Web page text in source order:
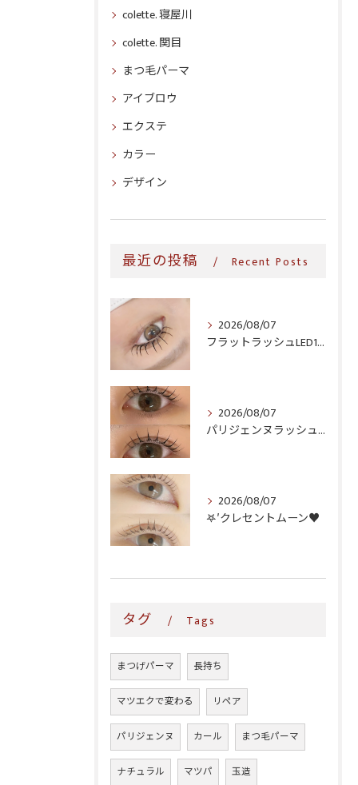
colette. 寝屋川
colette. 関目
まつ毛パーマ
アイブロウ
エクステ
カラー
デザイン
最近の投稿 Recent Posts
2026/08/07
フラットラッシュLED100本＆ヘルシー‎🤍
2026/08/07
パリジェンヌラッシュリフト♪
2026/08/07
𖤐′クレセントムーン♥️
タグ Tags
まつげパーマ 長持ち
マツエクで変わる リペア
パリジェンヌ カール まつ毛パーマ
ナチュラル マツパ 玉造